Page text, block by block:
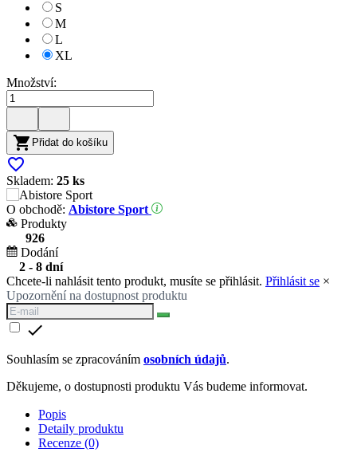
S
M
L
XL
Množství:
 Přidat do košíku

Skladem: 25 ks
O obchodě: Abistore Sport
Produkty
926
Dodání
2 - 8 dní
Chcete-li nahlásit tento produkt, musíte se přihlásit. Přihlásit se ×
Upozornění na dostupnost produktu

Souhlasím se zpracováním osobních údajů.
Děkujeme, o dostupnosti produktu Vás budeme informovat.
Popis
Detaily produktu
Recenze (0)